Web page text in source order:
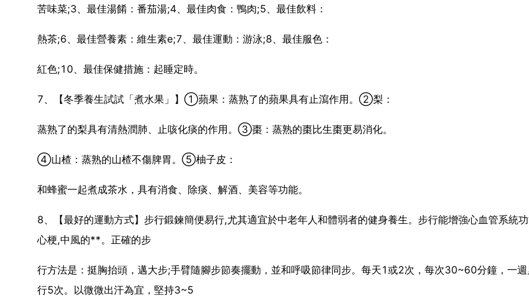
苦味菜;3、最佳湯餚：番茄湯;4、最佳肉食：鴨肉;5、最佳飲料：
熱茶;6、最佳營養素：維生素e;7、最佳運動：游泳;8、最佳服色：
紅色;10、最佳保健措施：起睡定時。
7、【冬季養生試試「煮水果」】①蘋果：蒸熟了的蘋果具有止瀉作用。②梨：
蒸熟了的梨具有清熱潤肺、止咳化痰的作用。③棗：蒸熟的棗比生棗更易消化。
④山楂：蒸熟的山楂不傷脾胃。⑤柚子皮：
和蜂蜜一起煮成茶水，具有消食、除痰、解酒、美容等功能。
8、【最好的運動方式】步行鍛鍊簡便易行,尤其適宜於中老年人和體弱者的健身養生。步行能增強心血管系統
心梗,中風的**。正確的步
行方法是：挺胸抬頭，邁大步;手臂隨腳步節奏擺動，並和呼吸節律同步。每天1或2次，每次30~60分鐘，一
行5次。以微微出汗為宜，堅持3~5